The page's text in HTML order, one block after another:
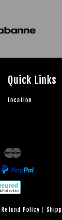
Quick Links
Location
Visa
Refund Policy